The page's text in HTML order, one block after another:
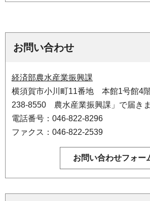
お問い合わせ
経済部農水産業振興課
横須賀市小川町11番地 本館1号館4
238-8550 農水産業振興課」で届き
電話番号：046-822-8296
ファクス：046-822-2539